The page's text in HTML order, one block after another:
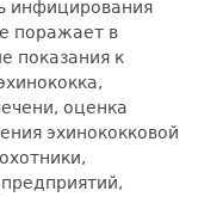
инфицирования
поражает в
показания к
оценка
эхинококковой